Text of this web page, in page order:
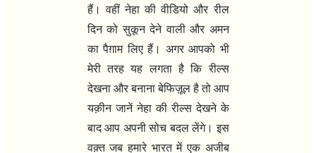
हैं। वहीं नेहा की वीडियो और रील
दिन को सुकून देने वाली और अमन
का पैग़ाम लिए हैं। अगर आपको भी
मेरी तरह यह लगता है कि रील्स
देखना और बनाना बेफिज़ूल है तो आप
यक़ीन जानें नेहा की रील्स देखने के
बाद आप अपनी सोच बदल लेंगे। इस
वक़्त जब हमारे भारत में एक अजीब